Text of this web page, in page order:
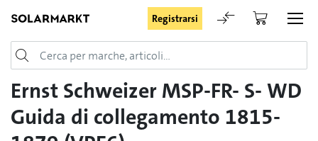
Registrarsi
Login
Ernst Schweizer MSP-FR- S- WD
Guida di collegamento 1815-